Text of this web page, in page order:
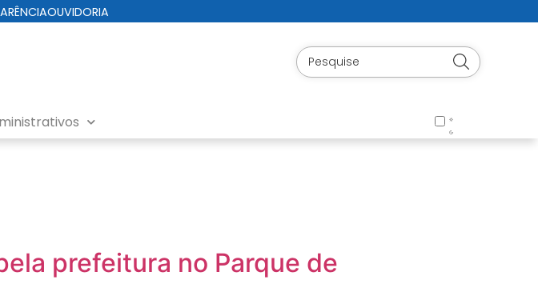
OUVIDORIA
prefeitura no Parque de